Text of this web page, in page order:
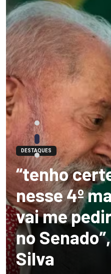
DESTAQUES
“tenho
nesse 4º
vai me
no
Silva